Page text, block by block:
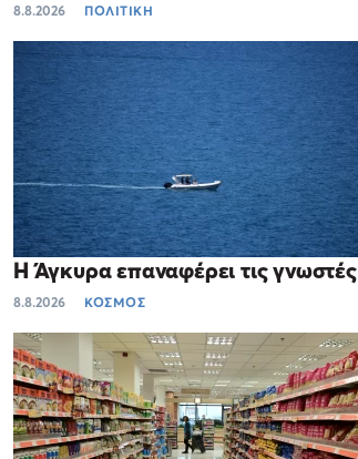
8.8.2026 ΠΟΛΙΤΙΚΗ
Η Άγκυρα επαναφέρει τις
8.8.2026 ΚΟΣΜΟΣ